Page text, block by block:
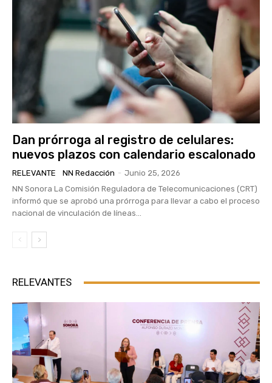
Dan prórroga al registro de celulares:
nuevos plazos con calendario escalonado
RELEVANTE NN Redacción - Junio 25, 2026
NN Sonora La Comisión Reguladora de Telecomunicaciones (CRT)
informó que se aprobó una prórroga para llevar a cabo el proceso
nacional de vinculación de líneas...
RELEVANTES